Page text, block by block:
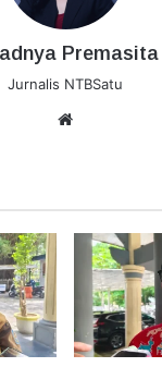
Jurnalis NTBSatu